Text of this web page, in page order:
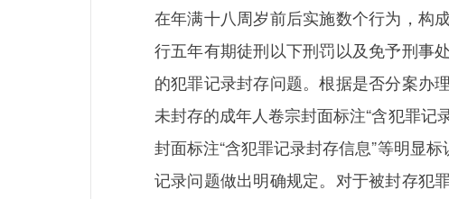
在年满十八周岁前后实施数个行为，构
行五年有期徒刑以下刑罚以及免予刑事
的犯罪记录封存问题。根据是否分案办
未封存的成年人卷宗封面标注“含犯罪
封面标注“含犯罪记录封存信息”等明显
记录问题做出明确规定。对于被封存犯